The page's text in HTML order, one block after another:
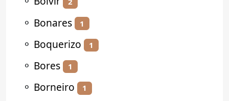
⚬ Bonares 1
⚬ Boquerizo 1
⚬ Bores 1
⚬ Borneiro 1